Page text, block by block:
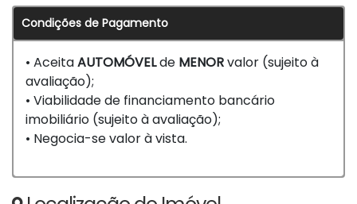
Condições de Pagamento
• AceitaAUTOMÓVELde MENORvalor (sujeito à
avaliação);
• Viabilidade de financiamento bancário
imobiliário (sujeito à avaliação);
• Negocia-se valor à vista.